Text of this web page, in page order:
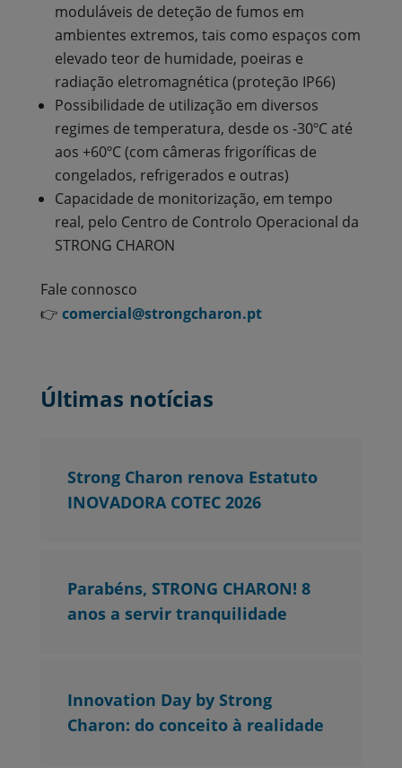
moduláveis de deteção de fumos em
ambientes extremos, tais como espaços com
elevado teor de humidade, poeiras e
radiação eletromagnética (proteção IP66)
Possibilidade de utilização em diversos
regimes de temperatura, desde os -30ºC até
aos +60ºC (com câmeras frigoríficas de
congelados, refrigerados e outras)
Capacidade de monitorização, em tempo
real, pelo Centro de Controlo Operacional da
STRONG CHARON
Fale connosco
👉 comercial@strongcharon.pt
Últimas notícias
Strong Charon renova Estatuto
INOVADORA COTEC 2026
Parabéns, STRONG CHARON! 8
anos a servir tranquilidade
Innovation Day by Strong
Charon: do conceito à realidade